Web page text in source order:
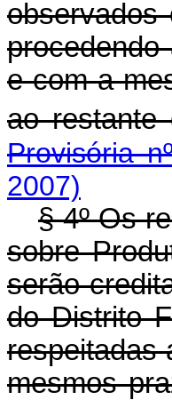
observados
e com a
ao restante
Provisória
2007)
§ 4º Os
sobre
serão
do Distrito
respeitadas
mesmos